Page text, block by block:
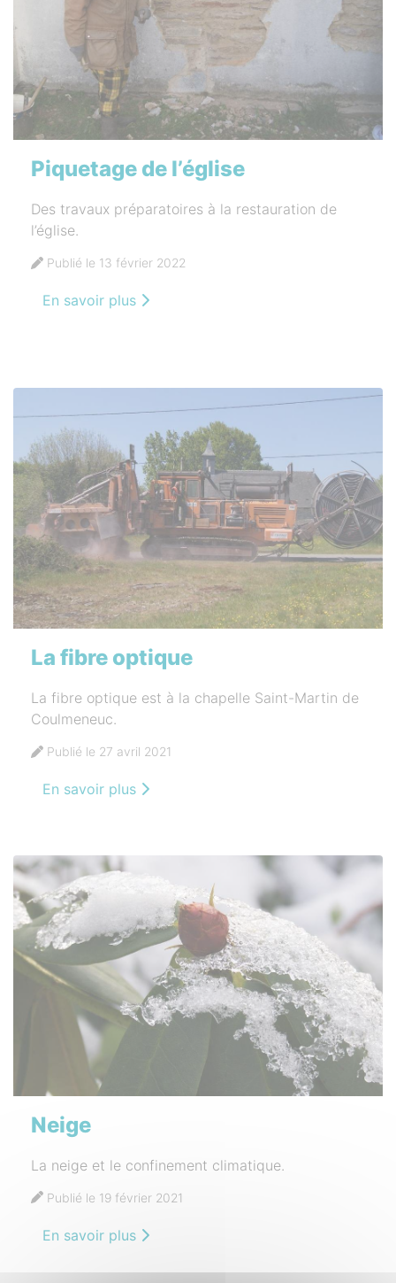
Piquetage de l’église
Des travaux préparatoires à la restauration de
l’église.
Publié le 13 février 2022
En savoir plus
La fibre optique
La fibre optique est à la chapelle Saint-Martin de
Coulmeneuc.
Publié le 27 avril 2021
En savoir plus
Neige
La neige et le confinement climatique.
Publié le 19 février 2021
En savoir plus